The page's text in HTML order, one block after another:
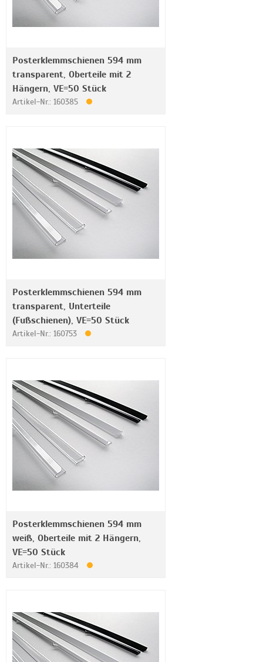
Posterklemmschienen 594 mm
transparent, Oberteile mit 2
Hängern, VE=50 Stück
Artikel-Nr.: 160385
Posterklemmschienen 594 mm
transparent, Unterteile
(Fußschienen), VE=50 Stück
Artikel-Nr.: 160753
Posterklemmschienen 594 mm
weiß, Oberteile mit 2 Hängern,
VE=50 Stück
Artikel-Nr.: 160384